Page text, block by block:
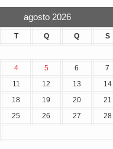
agosto 2026
T Q Q S
4 5 6 7
11 12 13 14
18 19 20 21
25 26 27 28